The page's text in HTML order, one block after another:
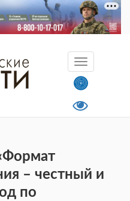
– честный и
по